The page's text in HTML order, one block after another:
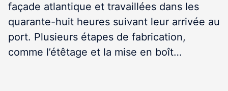
façade atlantique et travaillées dans les
quarante-huit heures suivant leur arrivée au
port. Plusieurs étapes de fabrication,
comme l’étêtage et la mise en boît…